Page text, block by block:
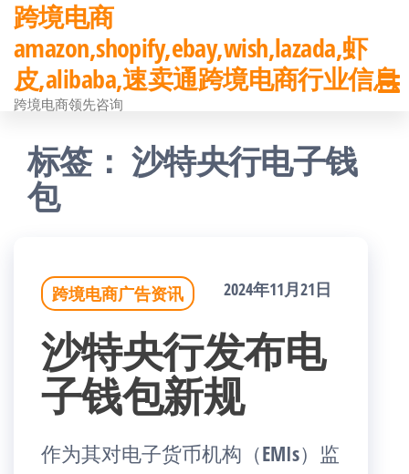
前
往
内
跨境电商
amazon,shopify,ebay,wish,lazada,虾
皮,alibaba,速卖通跨境电商行业信息
跨境电商领先咨询
标签：沙特央行电子钱
包
跨境电商广告资讯 2024年11月21日
沙特央行发布电
子钱包新规
作为其对电子货币机构（EMIs）监